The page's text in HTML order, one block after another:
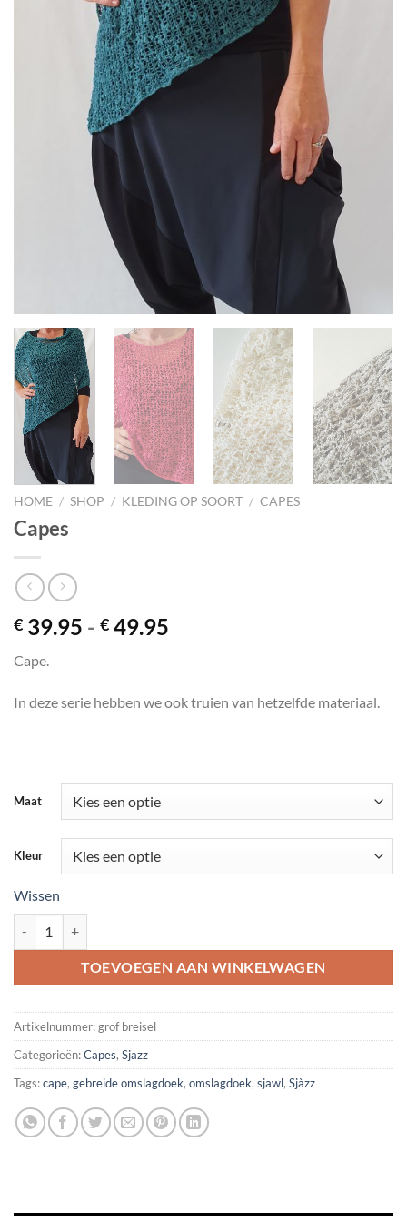
HOME / SHOP / KLEDING OP SOORT / CAPES
Capes
€ 39.95 - € 49.95
€ 49.95
Cape.
In deze serie hebben we ook truien van hetzelfde materiaal.
Maat
Kleur
Wissen
TOEVOEGEN AAN WINKELWAGEN
Artikelnummer:grof breisel
Categorieën:Capes, Sjazz
Tags:cape, gebreide omslagdoek, omslagdoek, sjawl, Sjàzz